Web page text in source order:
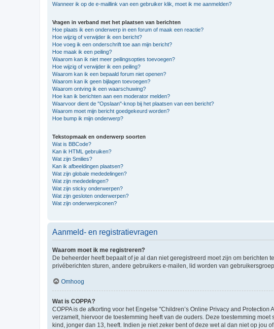
Wanneer ik op de e-maillink van een gebruiker klik, moet ik me aanmelden?
Vragen in verband met het plaatsen van berichten
Hoe plaats ik een onderwerp in een forum of maak een reactie?
Hoe wijzig of verwijder ik een bericht?
Hoe voeg ik een onderschrift toe aan mijn bericht?
Hoe maak ik een peiling?
Waarom kan ik niet meer peilingsopties toevoegen?
Hoe wijzig of verwijder ik een peiling?
Waarom kan ik een bepaald forum niet openen?
Waarom kan ik geen bijlagen toevoegen?
Waarom ontving ik een waarschuwing?
Hoe kan ik berichten aan een moderator melden?
Waarvoor dient de "Opslaan"-knop bij het plaatsen van een bericht?
Waarom moet mijn bericht goedgekeurd worden?
Hoe bump ik mijn onderwerp?
Tekstopmaak en onderwerp soorten
Wat is BBCode?
Kan ik HTML gebruiken?
Wat zijn Smilies?
Kan ik afbeeldingen plaatsen?
Wat zijn globale mededelingen?
Wat zijn mededelingen?
Wat zijn sticky onderwerpen?
Wat zijn gesloten onderwerpen?
Wat zijn onderwerpiconen?
Aanmeld- en registratievragen
Waarom moet ik me registreren?
De beheerder heeft bepaalt of je al dan niet geregistreerd moet zijn om
privéberichten sturen, andere gebruikers e-mailen, lid worden van
Omhoog
Wat is COPPA?
COPPA is de afkorting voor het Engelse "Children’s Online Privacy and
verzamelt, hiervoor de toestemming heeft van de ouders. Deze toestemming
kind, jonger dan 13, heeft. Indien je niet zeker bent of deze wet al dan niet op